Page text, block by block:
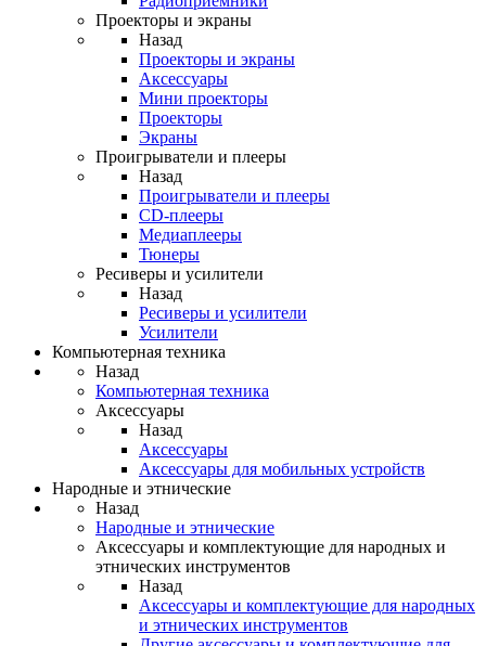
Проекторы и экраны
Назад
Проекторы и экраны
Аксессуары
Мини проекторы
Проекторы
Экраны
Проигрыватели и плееры
Назад
Проигрыватели и плееры
CD-плееры
Медиаплееры
Тюнеры
Ресиверы и усилители
Назад
Ресиверы и усилители
Усилители
Компьютерная техника
Назад
Компьютерная техника
Аксессуары
Назад
Аксессуары
Аксессуары для мобильных устройств
Народные и этнические
Назад
Народные и этнические
Аксессуары и комплектующие для народных и
этнических инструментов
Назад
Аксессуары и комплектующие для народных
и этнических инструментов